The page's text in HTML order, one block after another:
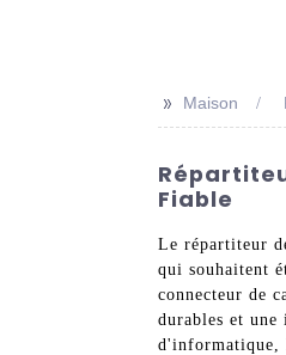
>> Maison
Fiable
Le répartiteur
qui souhaitent
connecteur de
durables et
d'informatique,